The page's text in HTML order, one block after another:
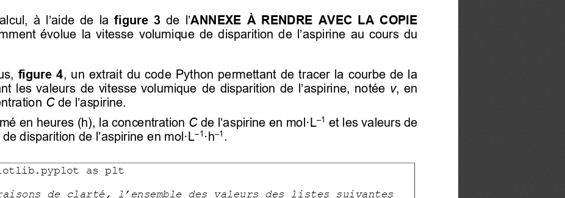
à l’aide de
  la
figure  3 de l’ANNEXE  À  RENDRE  AVEC  LA  COPIE
évolue la vitesse volumique de disparition de l’aspirine
  au  cours  du
figure  4,  un extrait  du  code Python permettant  de tracer la  courbe de la
les  valeurs  de  vitesse  volumique  de
disparition de l’aspirine,  notée v,  en
C de l’aspirine.
en heures (h), la concentration C de l’aspirine en mol·L –1 et les valeurs de
de disparition de l’aspirine en mol·L –1 ·h–1
as plt
de clarté, l’ensemble des valeurs des listes suivantes